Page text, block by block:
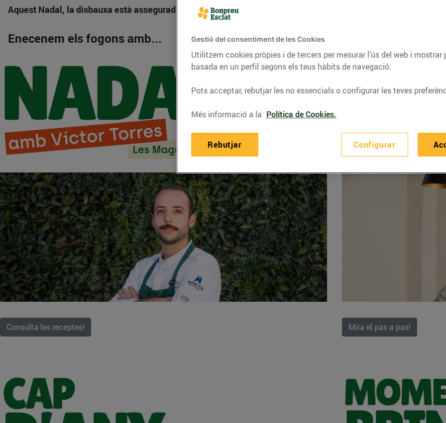
Aquest Nadal, la disbauxa està assegurada! Bonpreu i Esclat
Enecenem els fogons amb...
Consulta les receptes! Mira el pas a pas!
Gestió del consentiment de les Cookies
Utilitzem cookies pròpies i de tercers per mesurar l’ús del web i
basada en un perfil segons els teus hàbits de navegació.
Pots acceptar, rebutjar les no essencials o configurar les teves
Més informació a la Política de Cookies.
Configurar
Rebutjar